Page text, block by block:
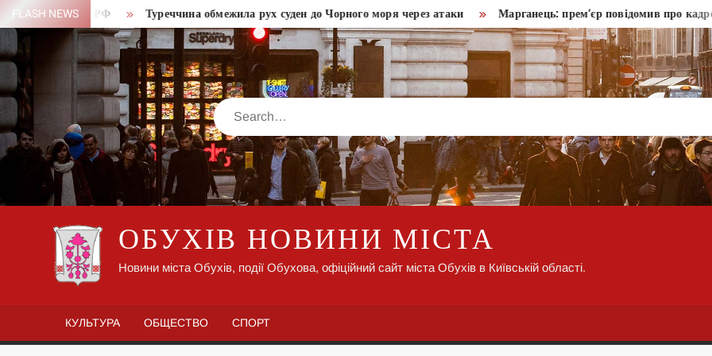
Skip
to
content
FLASH NEWS
в РФ Туреччина обмежила рух суден до Чорного моря через атаки Марганець: прем’єр повідомив про кадрові
Search
ОБУХІВ НОВИНИ МІСТА
Новини міста Обухів, події Обухова, офіційний сайт міста Обухів в Київській області.
КУЛЬТУРА ОБЩЕСТВО СПОРТ